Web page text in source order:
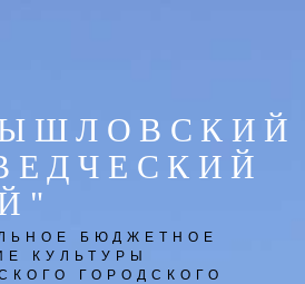
БЮДЖЕТНОЕ
КУЛЬТУРЫ
ГОРОДСКОГО